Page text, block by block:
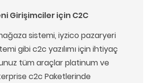
Girişimciler için C2C
sistemi, iyzico pazaryeri
gibi c2c yazılımı için ihtiyaç
tüm araçlar platinum ve
c2c Paketlerinde